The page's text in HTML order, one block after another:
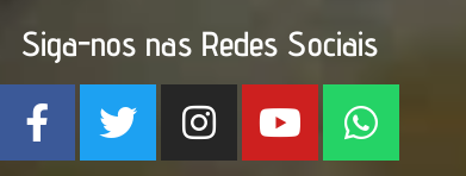
Siga-nos nas Redes Sociais